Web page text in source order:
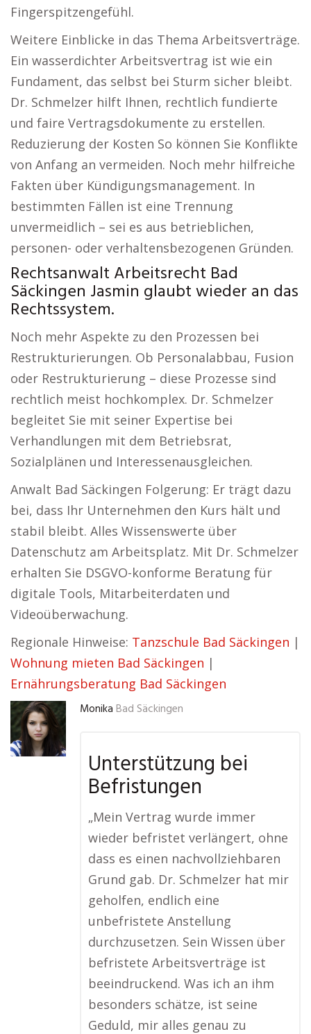
Fingerspitzengefühl.
Weitere Einblicke in das Thema Arbeitsverträge.
Ein wasserdichter Arbeitsvertrag ist wie ein
Fundament, das selbst bei Sturm sicher bleibt.
Dr. Schmelzer hilft Ihnen, rechtlich fundierte
und faire Vertragsdokumente zu erstellen.
Reduzierung der Kosten So können Sie Konflikte
von Anfang an vermeiden. Noch mehr hilfreiche
Fakten über Kündigungsmanagement. In
bestimmten Fällen ist eine Trennung
unvermeidlich – sei es aus betrieblichen,
personen- oder verhaltensbezogenen Gründen.
Rechtsanwalt Arbeitsrecht Bad
Säckingen Jasmin glaubt wieder an das
Rechtssystem.
Noch mehr Aspekte zu den Prozessen bei
Restrukturierungen. Ob Personalabbau, Fusion
oder Restrukturierung – diese Prozesse sind
rechtlich meist hochkomplex. Dr. Schmelzer
begleitet Sie mit seiner Expertise bei
Verhandlungen mit dem Betriebsrat,
Sozialplänen und Interessenausgleichen.
Anwalt Bad Säckingen Folgerung: Er trägt dazu
bei, dass Ihr Unternehmen den Kurs hält und
stabil bleibt. Alles Wissenswerte über
Datenschutz am Arbeitsplatz. Mit Dr. Schmelzer
erhalten Sie DSGVO-konforme Beratung für
digitale Tools, Mitarbeiterdaten und
Videoüberwachung.
Regionale Hinweise: Tanzschule Bad Säckingen |
Wohnung mieten Bad Säckingen |
Ernährungsberatung Bad Säckingen
Monika Bad Säckingen
Unterstützung bei
Befristungen
„Mein Vertrag wurde immer
wieder befristet verlängert, ohne
dass es einen nachvollziehbaren
Grund gab. Dr. Schmelzer hat mir
geholfen, endlich eine
unbefristete Anstellung
durchzusetzen. Sein Wissen über
befristete Arbeitsverträge ist
beeindruckend. Was ich an ihm
besonders schätze, ist seine
Geduld, mir alles genau zu